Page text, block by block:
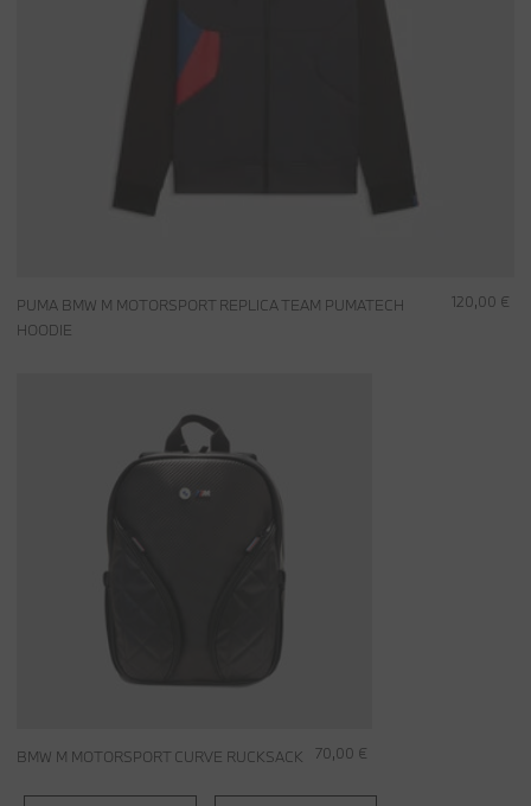
120,00 €
PUMA BMW M MOTORSPORT REPLICA TEAM PUMATECH
HOODIE
70,00 €
BMW M MOTORSPORT CURVE RUCKSACK